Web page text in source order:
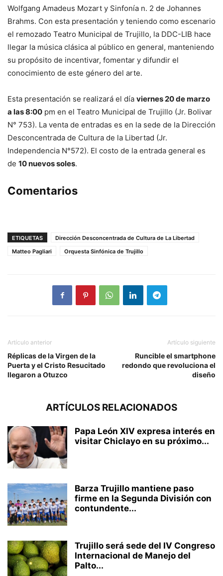
Wolfgang Amadeus Mozart y Sinfonía n. 2 de Johannes
Brahms. Con esta presentación y teniendo como escenario
el remozado Teatro Municipal de Trujillo, la DDC-LIB hace
llegar la música clásica al público en general, manteniendo
su propósito de incentivar, fomentar y difundir el
conocimiento de este género del arte.
Esta presentación se realizará el día viernes 20 de marzo
a las 8:00 pm en el Teatro Municipal de Trujillo (Jr. Bolivar
N° 753). La venta de entradas es en la sede de la Dirección
Desconcentrada de Cultura de la Libertad (Jr.
Independencia N°572). El costo de la entrada general es
de 10 nuevos soles.
Comentarios
ETIQUETAS
Dirección Desconcentrada de Cultura de La Libertad
Matteo Pagliari
Orquesta Sinfónica de Trujillo
Artículo anterior
Réplicas de la Virgen de la
Puerta y el Cristo Resucitado
llegaron a Otuzco
Artículo siguiente
Runcible el smartphone
redondo que revoluciona el
diseño
ARTÍCULOS RELACIONADOS
Papa León XIV expresa interés en
visitar Chiclayo en su próximo...
Barza Trujillo mantiene paso
firme en la Segunda División con
contundente...
Trujillo será sede del IV Congreso
Internacional de Manejo del
Palto...